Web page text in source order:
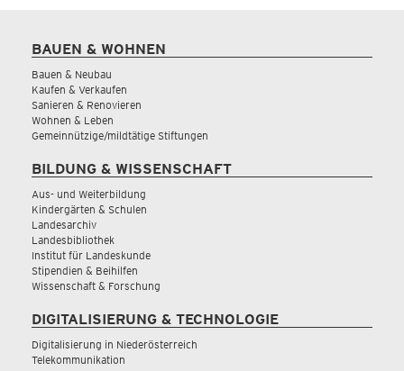
BAUEN & WOHNEN
Bauen & Neubau
Kaufen & Verkaufen
Sanieren & Renovieren
Wohnen & Leben
Gemeinnützige/mildtätige Stiftungen
BILDUNG & WISSENSCHAFT
Aus- und Weiterbildung
Kindergärten & Schulen
Landesarchiv
Landesbibliothek
Institut für Landeskunde
Stipendien & Beihilfen
Wissenschaft & Forschung
DIGITALISIERUNG & TECHNOLOGIE
Digitalisierung in Niederösterreich
Telekommunikation